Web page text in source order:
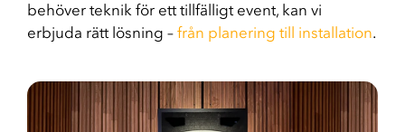
behöver teknik för ett tillfälligt event, kan vi
erbjuda rätt lösning – från planering till installation.